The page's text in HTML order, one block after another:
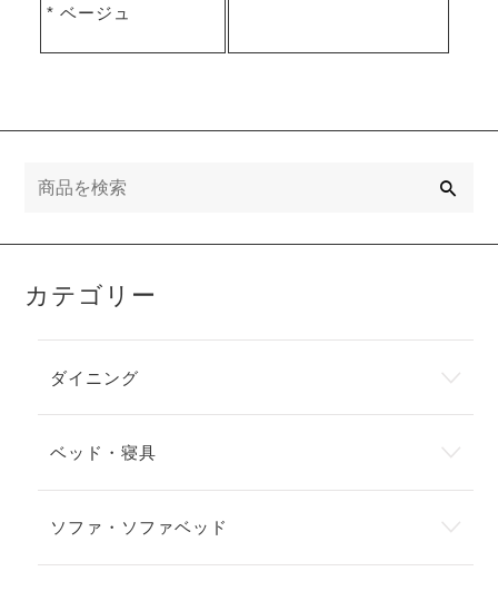
* ベージュ
カテゴリー
ダイニング
ベッド・寝具
ソファ・ソファベッド